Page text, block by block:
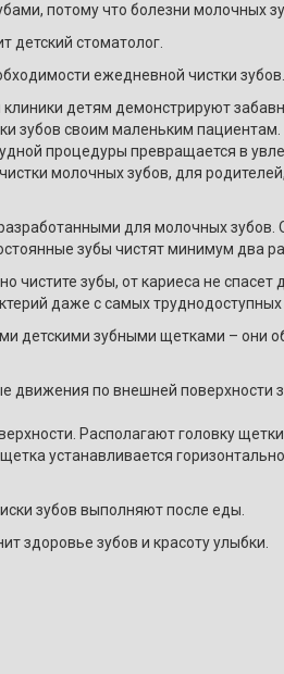
потому что болезни молочных
детский стоматолог.
ежедневной чистки зубов.
детям демонстрируют
зубов своим маленьким
процедуры превращается в
молочных зубов, для
для молочных
зубы чистят минимум два
чистите зубы, от кариеса не
даже с самых труднодоступных
детскими зубными щетками –
по внешней поверхности
Располагают головку
устанавливается
зубов выполняют после еды.
здоровье зубов и красоту улыбки.